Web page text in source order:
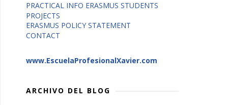
PRACTICAL INFO ERASMUS STUDENTS
PROJECTS
ERASMUS POLICY STATEMENT
CONTACT
www.EscuelaProfesionalXavier.com
ARCHIVO DEL BLOG